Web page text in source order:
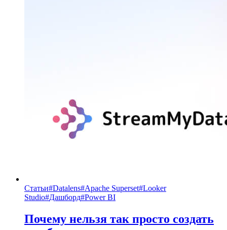
Статьи#Datalens#Apache Superset#Looker
Studio#Дашборд#Power BI
Почему нельзя так просто создать